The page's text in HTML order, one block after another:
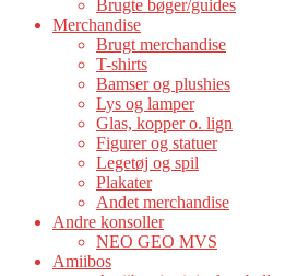
Brugte bøger/guides
Merchandise
Brugt merchandise
T-shirts
Bamser og plushies
Lys og lamper
Glas, kopper o. lign
Figurer og statuer
Legetøj og spil
Plakater
Andet merchandise
Andre konsoller
NEO GEO MVS
Amiibos